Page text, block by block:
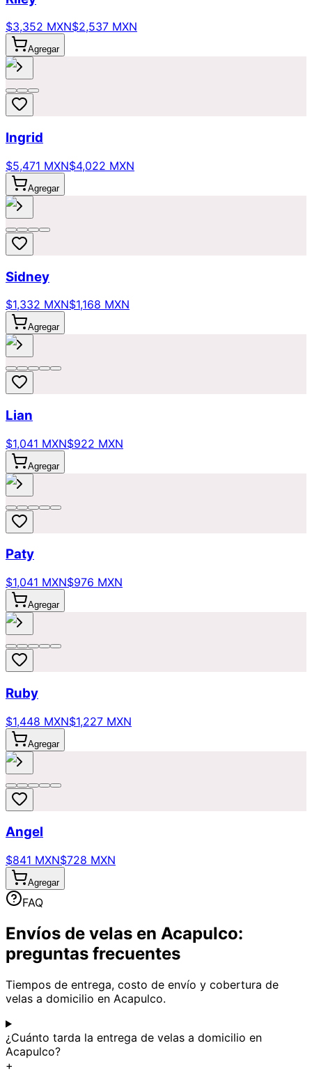
$3,352 MXN$2,537 MXN
Agregar
Ingrid
$5,471 MXN$4,022 MXN
Agregar
Sidney
$1,332 MXN$1,168 MXN
Agregar
Lian
$1,041 MXN$922 MXN
Agregar
Paty
$1,041 MXN$976 MXN
Agregar
Ruby
$1,448 MXN$1,227 MXN
Agregar
Angel
$841 MXN$728 MXN
Agregar
FAQ
Envíos de velas en Acapulco:
preguntas frecuentes
Tiempos de entrega, costo de envío y cobertura de
velas a domicilio en Acapulco.
¿Cuánto tarda la entrega de velas a domicilio en
Acapulco?
+